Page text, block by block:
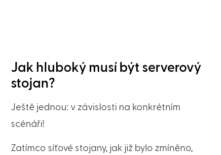
Jak hluboký musí být serverový
stojan?
Ještě jednou: v závislosti na konkrétním
scénáři!
Zatímco síťové stojany, jak již bylo zmíněno,